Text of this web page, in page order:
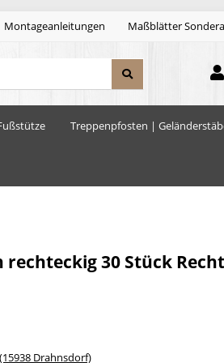
Montageanleitungen Maßblätter
Treppenpfosten |
30 Stück
Drahnsdorf)